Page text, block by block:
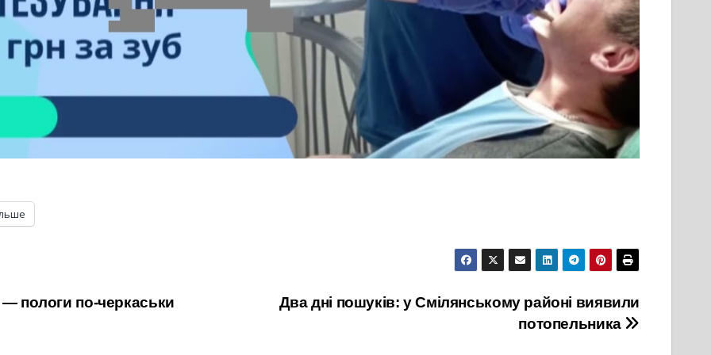
Два дні пошуків: у Смілянському районі виявили
потопельника
— пологи по-черкаськи